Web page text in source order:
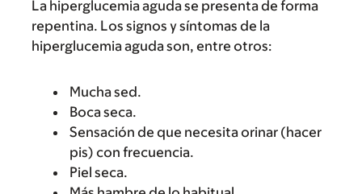
La hiperglucemia aguda se presenta de forma
repentina. Los signos y síntomas de la
hiperglucemia aguda son, entre otros:
Mucha sed.
Boca seca.
Sensación de que necesita orinar (hacer
pis) con frecuencia.
Piel seca.